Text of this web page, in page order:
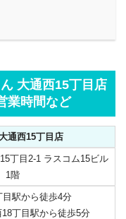
大通西15丁目店
業時間など
通西15丁目店
丁目2-1 ラスコム15ビル
1階
目駅から徒歩4分
丁目駅から徒歩5分